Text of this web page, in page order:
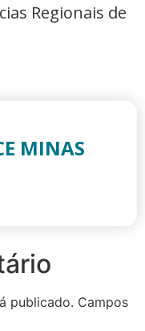
Regionais de
MINAS
publicado. Campos